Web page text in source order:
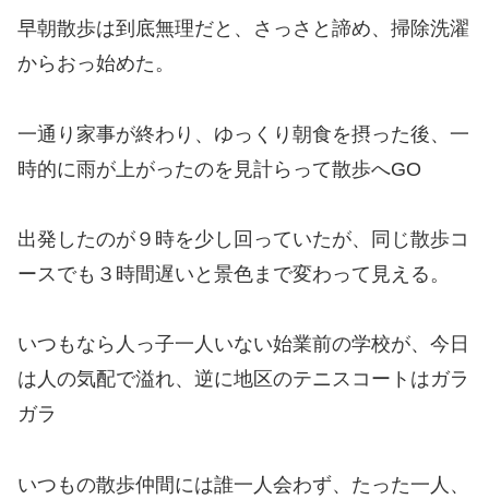
早朝散歩は到底無理だと、さっさと諦め、掃除洗濯
からおっ始めた。
一通り家事が終わり、ゆっくり朝食を摂った後、一
時的に雨が上がったのを見計らって散歩へGO
出発したのが９時を少し回っていたが、同じ散歩コ
ースでも３時間遅いと景色まで変わって見える。
いつもなら人っ子一人いない始業前の学校が、今日
は人の気配で溢れ、逆に地区のテニスコートはガラ
ガラ
いつもの散歩仲間には誰一人会わず、たった一人、